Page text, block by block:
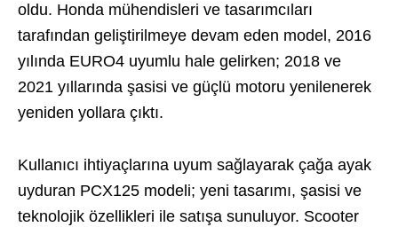
oldu. Honda mühendisleri ve tasarımcıları
tarafından geliştirilmeye devam eden model, 2016
yılında EURO4 uyumlu hale gelirken; 2018 ve
2021 yıllarında şasisi ve güçlü motoru yenilenerek
yeniden yollara çıktı.
Kullanıcı ihtiyaçlarına uyum sağlayarak çağa ayak
uyduran PCX125 modeli; yeni tasarımı, şasisi ve
teknolojik özellikleri ile satışa sunuluyor. Scooter